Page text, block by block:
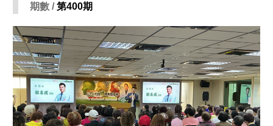
期數 /第400期